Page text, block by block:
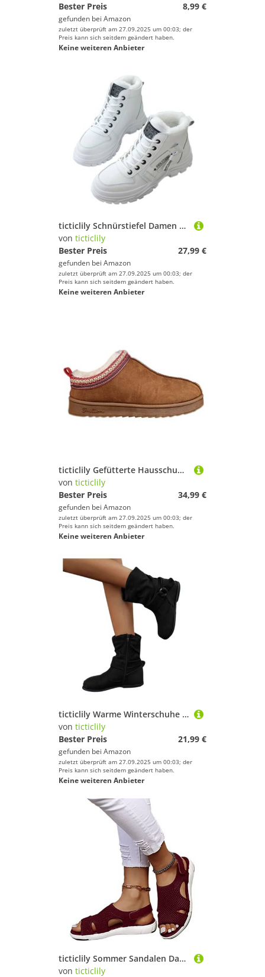
Bester Preis 8,99 €
gefunden bei Amazon
zuletzt überprüft am 27.09.2025 um 00:03; der
Preis kann sich seitdem geändert haben.
Keine weiteren Anbieter
ticticlily Schnürstiefel Damen Winterstiefel Warm Gefütterte Winterschuhe rutschfeste Stiefeletten Kurzschaft Stiefel Winter Outdoor Boot Schneestiefel C Weiß 35 EU
von ticticlily
Bester Preis
27,99 €
gefunden bei Amazon
zuletzt überprüft am 27.09.2025 um 00:03; der
Preis kann sich seitdem geändert haben.
Keine weiteren Anbieter
ticticlily Gefütterte Hausschuhe Damen Pantoffeln Warm Gefüttert mit Plateau Prints Profilsohle B Braun 39 EU
von ticticlily
Bester Preis
34,99 €
gefunden bei Amazon
zuletzt überprüft am 27.09.2025 um 00:03; der
Preis kann sich seitdem geändert haben.
Keine weiteren Anbieter
ticticlily Warme Winterschuhe Damen Stiefeletten Wildleder Retro Halbhoch Stiefeletten Einfarbig Runde Flache Stiefel Kurzstiefel Winterboots Reißverschluss Schlupfstiefel Damenschuhe A Schwarz 41 EU
von ticticlily
Bester Preis
21,99 €
gefunden bei Amazon
zuletzt überprüft am 27.09.2025 um 00:03; der
Preis kann sich seitdem geändert haben.
Keine weiteren Anbieter
ticticlily Sommer Sandalen Damen Flache Sandalen Orthopädische Sport Sandalen Strick Mesh Atmungsaktives Weiche Sohle Casual Offener Zeh Plateau Walkingschuhe A Weinrot 41 EU
von ticticlily